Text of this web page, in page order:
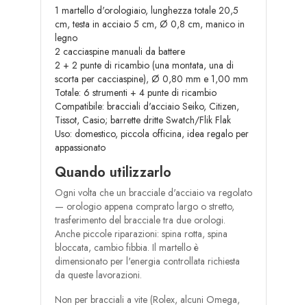
1 martello d'orologiaio, lunghezza totale 20,5
cm, testa in acciaio 5 cm, Ø 0,8 cm, manico in
legno
2 cacciaspine manuali da battere
2 + 2 punte di ricambio (una montata, una di
scorta per cacciaspine), Ø 0,80 mm e 1,00 mm
Totale: 6 strumenti + 4 punte di ricambio
Compatibile: bracciali d'acciaio Seiko, Citizen,
Tissot, Casio; barrette dritte Swatch/Flik Flak
Uso: domestico, piccola officina, idea regalo per
appassionato
Quando utilizzarlo
Ogni volta che un bracciale d'acciaio va regolato
— orologio appena comprato largo o stretto,
trasferimento del bracciale tra due orologi.
Anche piccole riparazioni: spina rotta, spina
bloccata, cambio fibbia. Il martello è
dimensionato per l'energia controllata richiesta
da queste lavorazioni.
Non per bracciali a vite (Rolex, alcuni Omega,